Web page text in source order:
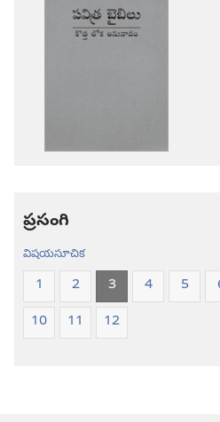
ప్రసంగి
విషయసూచిక
1 2 3 4 5
10
11 12